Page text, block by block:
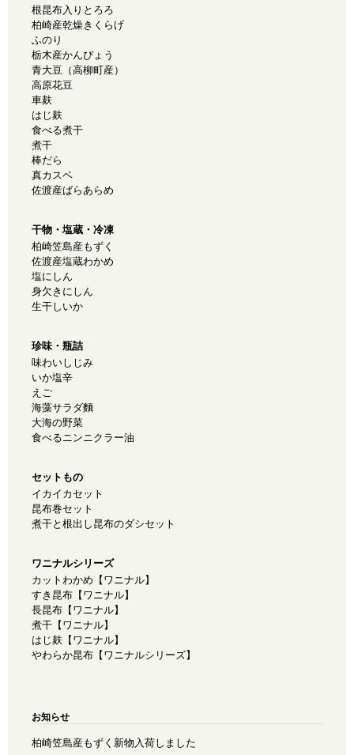
根昆布入りとろろ
柏崎産乾燥きくらげ
ふのり
栃木産かんぴょう
青大豆（高柳町産）
高原花豆
車麸
はじ麸
食べる煮干
煮干
棒だら
真カスベ
佐渡産ばらあらめ
干物・塩蔵・冷凍
柏崎笠島産もずく
佐渡産塩蔵わかめ
塩にしん
身欠きにしん
生干しいか
珍味・瓶詰
味わいしじみ
いか塩辛
えご
海藻サラダ麵
大海の野菜
食べるニンニクラー油
セットもの
イカイカセット
昆布巻セット
煮干と根出し昆布のダシセット
ワニナルシリーズ
カットわかめ【ワニナル】
すき昆布【ワニナル】
長昆布【ワニナル】
煮干【ワニナル】
はじ麸【ワニナル】
やわらか昆布【ワニナルシリーズ】
お知らせ
柏崎笠島産もずく新物入荷しました